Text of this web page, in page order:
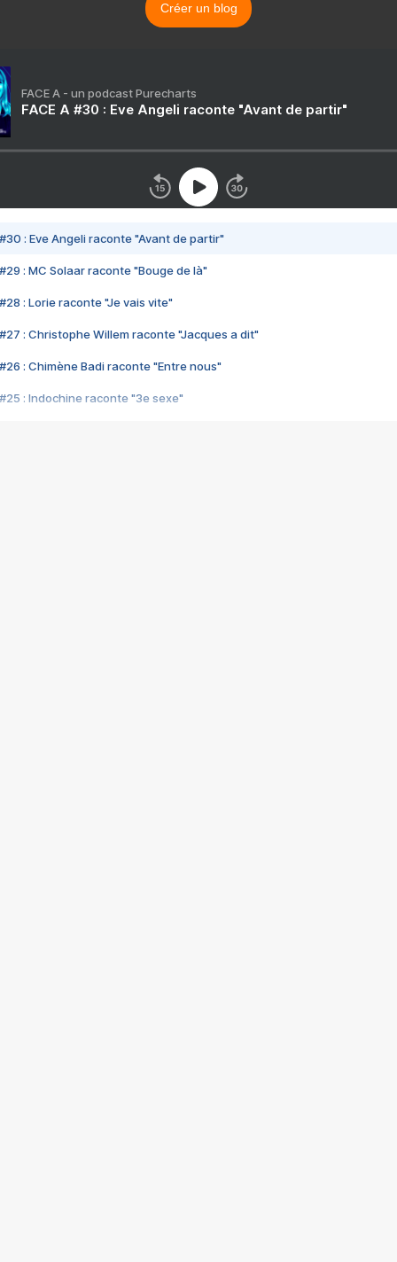
Créer un blog
FACE A - un podcast Purecharts
FACE A #30 : Eve Angeli raconte "Avant de partir"
#30 : Eve Angeli raconte "Avant de partir"
#29 : MC Solaar raconte "Bouge de là"
#28 : Lorie raconte "Je vais vite"
#27 : Christophe Willem raconte "Jacques a dit"
#26 : Chimène Badi raconte "Entre nous"
#25 : Indochine raconte "3e sexe"